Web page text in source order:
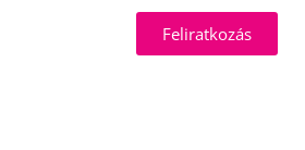
Feliratkozás